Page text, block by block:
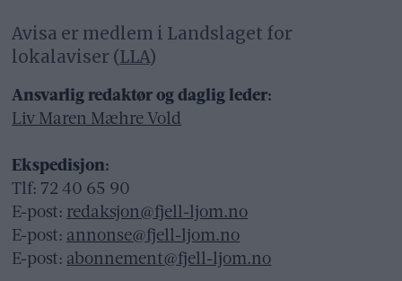
Avisa er medlem i Landslaget for
lokalaviser (LLA)
Ansvarlig redaktør og daglig leder:
Liv Maren Mæhre Vold
Ekspedisjon:
Tlf: 72 40 65 90
E-post: redaksjon@fjell-ljom.no
E-post: annonse@fjell-ljom.no
E-post: abonnement@fjell-ljom.no